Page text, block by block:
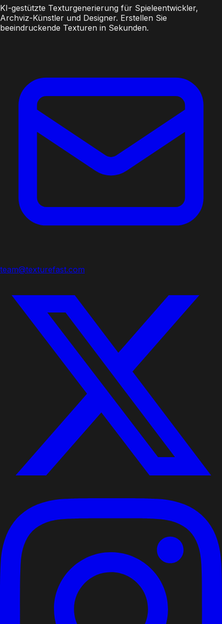
KI-gestützte Texturgenerierung für Spieleentwickler,
Archviz-Künstler und Designer. Erstellen Sie
beeindruckende Texturen in Sekunden.
team@texturefast.com